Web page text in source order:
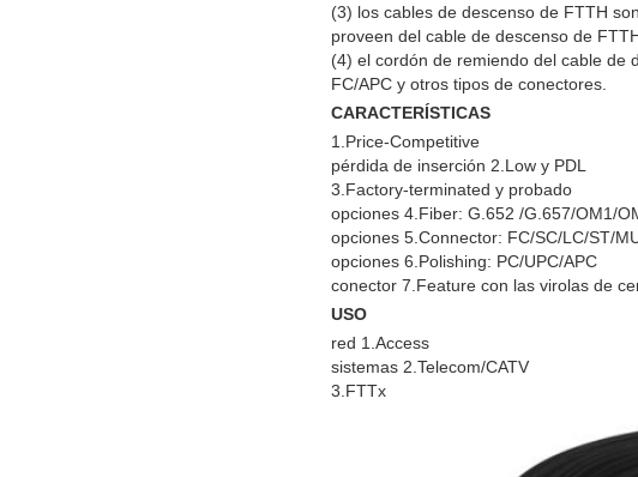
(3) los cables de descenso de FTTH
proveen del cable de descenso de
(4) el cordón de remiendo del cable de
FC/APC y otros tipos de conectores.
CARACTERÍSTICAS
1.Price-Competitive
pérdida de inserción 2.Low y PDL
3.Factory-terminated y probado
opciones 4.Fiber: G.652 /G.657/OM1/
opciones 5.Connector: FC/SC/LC/ST/
opciones 6.Polishing: PC/UPC/APC
conector 7.Feature con las virolas de
USO
red 1.Access
sistemas 2.Telecom/CATV
3.FTTx